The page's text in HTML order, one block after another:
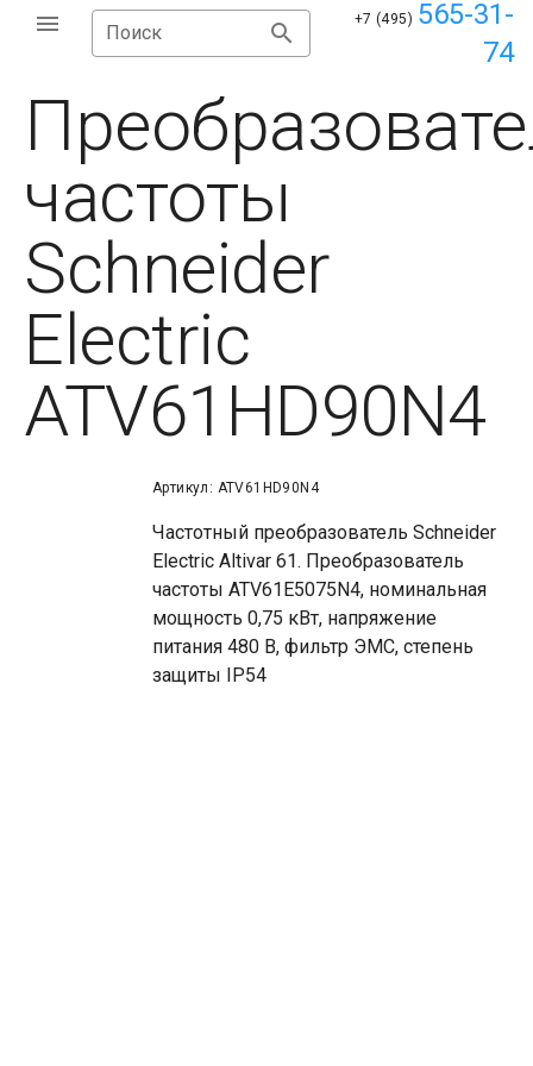
Поиск
+7 (495) 565-31-
74
частоты
Schneider
Electric
ATV61HD90N4
Артикул: ATV61HD90N4
Частотный преобразователь Schneider
Electric Altivar 61. Преобразователь
частоты ATV61E5075N4, номинальная
мощность 0,75 кВт, напряжение
питания 480 В, фильтр ЭМС, степень
защиты IP54